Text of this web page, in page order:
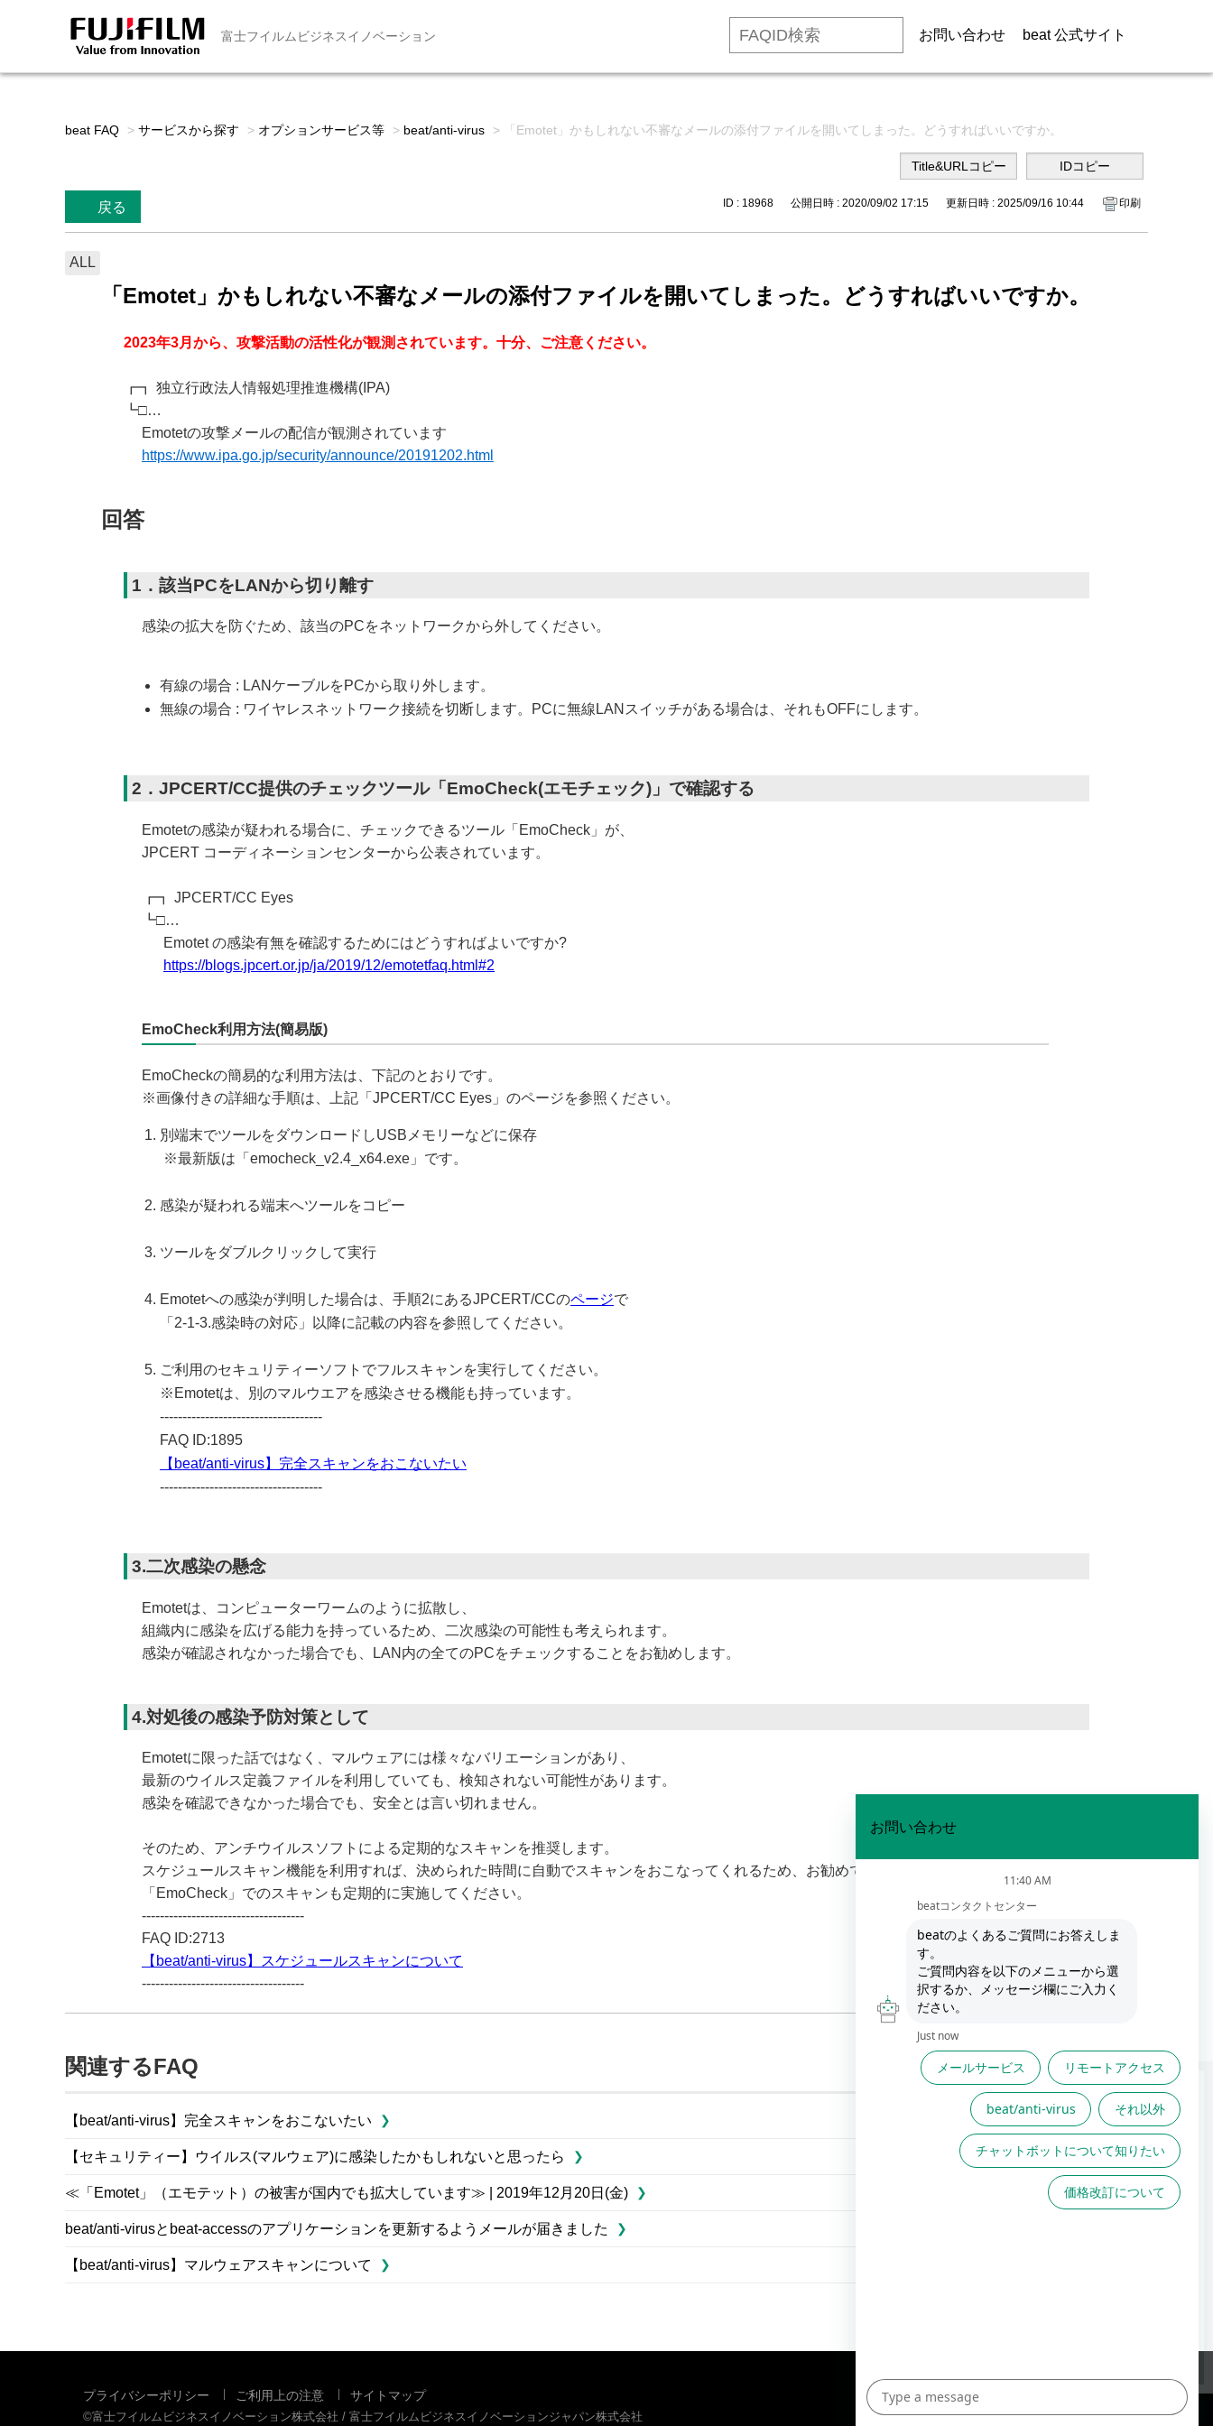
富士フイルムビジネスイノベーション お問い合わせ beat 公式サイト
beat FAQ > サービスから探す > オプションサービス等 > beat/anti-virus > 「Emotet」かもしれない不審なメールの添付ファイルを開いてしまった。どうすればいいですか。
戻る ID : 18968 公開日時 : 2020/09/02 17:15 更新日時 : 2025/09/16 10:44 印刷
ALL
「Emotet」かもしれない不審なメールの添付ファイルを開いてしまった。どうすればいいですか。
2023年3月から、攻撃活動の活性化が観測されています。十分、ご注意ください。
┏┓ 独立行政法人情報処理推進機構(IPA)
┗□…
Emotetの攻撃メールの配信が観測されています
https://www.ipa.go.jp/security/announce/20191202.html
回答
1．該当PCをLANから切り離す
感染の拡大を防ぐため、該当のPCをネットワークから外してください。
有線の場合 : LANケーブルをPCから取り外します。
無線の場合 : ワイヤレスネットワーク接続を切断します。PCに無線LANスイッチがある場合は、それもOFFにします。
2．JPCERT/CC提供のチェックツール「EmoCheck(エモチェック)」で確認する
Emotetの感染が疑われる場合に、チェックできるツール「EmoCheck」が、
JPCERT コーディネーションセンターから公表されています。
┏┓ JPCERT/CC Eyes
┗□…
Emotet の感染有無を確認するためにはどうすればよいですか?
https://blogs.jpcert.or.jp/ja/2019/12/emotetfaq.html#2
EmoCheck利用方法(簡易版)
EmoCheckの簡易的な利用方法は、下記のとおりです。
※画像付きの詳細な手順は、上記「JPCERT/CC Eyes」のページを参照ください。
別端末でツールをダウンロードしUSBメモリーなどに保存
※最新版は「emocheck_v2.4_x64.exe」です。
感染が疑われる端末へツールをコピー
ツールをダブルクリックして実行
Emotetへの感染が判明した場合は、手順2にあるJPCERT/CCのページで
「2-1-3.感染時の対応」以降に記載の内容を参照してください。
ご利用のセキュリティーソフトでフルスキャンを実行してください。
※Emotetは、別のマルウエアを感染させる機能も持っています。
------------------------------------
FAQ ID:1895
【beat/anti-virus】完全スキャンをおこないたい
------------------------------------
3.二次感染の懸念
Emotetは、コンピューターワームのように拡散し、
組織内に感染を広げる能力を持っているため、二次感染の可能性も考えられます。
感染が確認されなかった場合でも、LAN内の全てのPCをチェックすることをお勧めします。
4.対処後の感染予防対策として
Emotetに限った話ではなく、マルウェアには様々なバリエーションがあり、
最新のウイルス定義ファイルを利用していても、検知されない可能性があります。
感染を確認できなかった場合でも、安全とは言い切れません。
そのため、アンチウイルスソフトによる定期的なスキャンを推奨します。
スケジュールスキャン機能を利用すれば、決められた時間に自動でスキャンをおこなってくれるため、お勧めです。
「EmoCheck」でのスキャンも定期的に実施してください。
------------------------------------
FAQ ID:2713
【beat/anti-virus】スケジュールスキャンについて
------------------------------------
関連するFAQ
【beat/anti-virus】完全スキャンをおこないたい
【セキュリティー】ウイルス(マルウェア)に感染したかもしれないと思ったら
≪「Emotet」（エモテット）の被害が国内でも拡大しています≫ | 2019年12月20日(金)
beat/anti-virusとbeat-accessのアプリケーションを更新するようメールが届きました
【beat/anti-virus】マルウェアスキャンについて
FAQは役に立ちましたか？
プライバシーポリシー ご利用上の注意 サイトマップ
©富士フイルムビジネスイノベーション株式会社 / 富士フイルムビジネスイノベーションジャパン株式会社